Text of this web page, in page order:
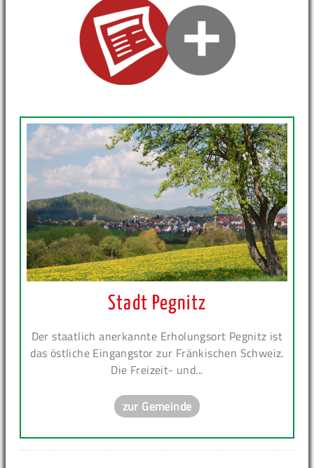
Stadt Pegnitz
Der staatlich anerkannte Erholungsort Pegnitz ist
das östliche Eingangstor zur Fränkischen Schweiz.
Die Freizeit- und...
zur Gemeinde